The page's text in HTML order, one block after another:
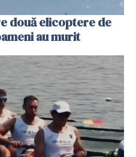
două elicoptere de
au murit